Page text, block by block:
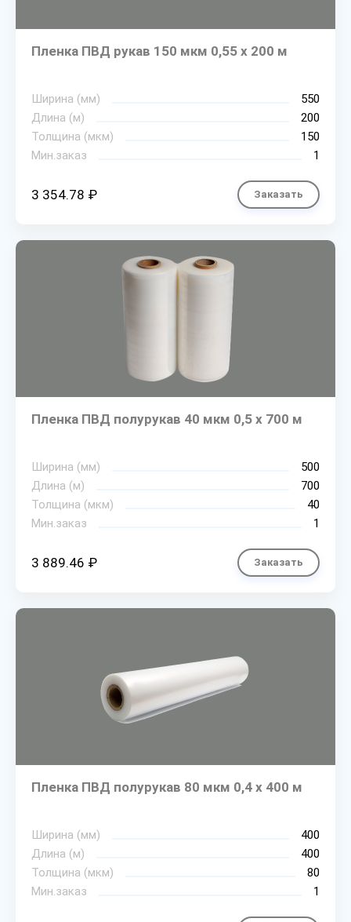
Пленка ПВД рукав 150 мкм 0,55 х 200 м
Ширина (мм)
550
Длина (м)
200
Толщина (мкм)
150
Мин.заказ
1
3 354.78 ₽ Заказать
Пленка ПВД полурукав 40 мкм 0,5 х 700 м
Ширина (мм)
500
Длина (м)
700
Толщина (мкм)
40
Мин.заказ
1
3 889.46 ₽ Заказать
Пленка ПВД полурукав 80 мкм 0,4 х 400 м
Ширина (мм)
400
Длина (м)
400
Толщина (мкм)
80
Мин.заказ
1